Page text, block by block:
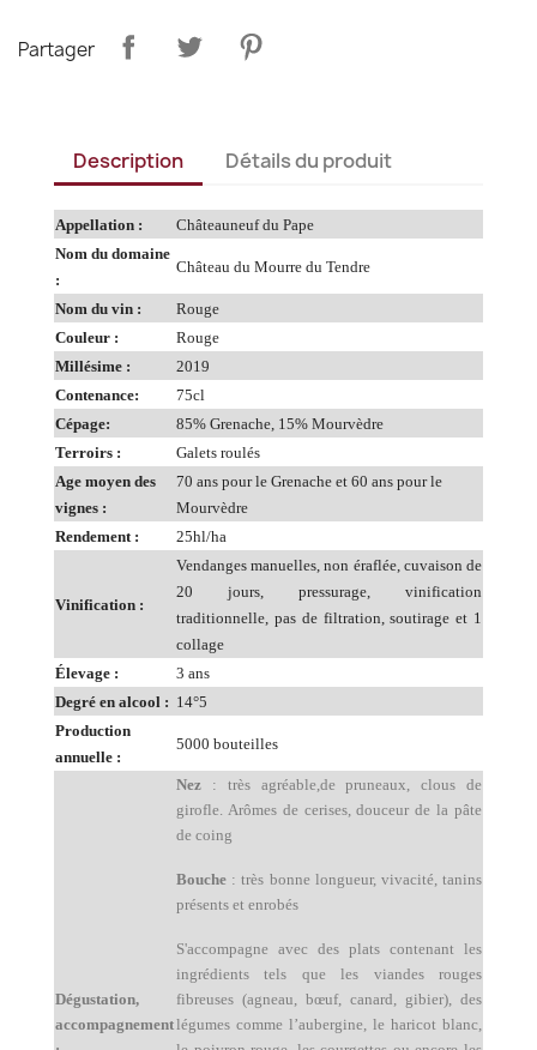
Partager
Description Détails du produit
Appellation :
Châteauneuf du Pape
Nom du domaine
:
Château du Mourre du Tendre
Nom du vin :
Rouge
Couleur :
Rouge
Millésime :
2019
Contenance:
75cl
Cépage:
85% Grenache, 15% Mourvèdre
Terroirs :
Galets roulés
Age moyen des
vignes :
70 ans pour le Grenache et 60 ans pour le
Mourvèdre
Rendement :
25hl/ha
Vinification :
Vendanges manuelles, non éraflée, cuvaison de
20 jours, pressurage, vinification
traditionnelle, pas de filtration, soutirage et 1
collage
Élevage :
3 ans
Degré en alcool : 14°5
Production
annuelle :
5000 bouteilles
Dégustation,
accompagnement
Nez : très agréable,de pruneaux, clous de
girofle. Arômes de cerises, douceur de la pâte
de coing
Bouche : très bonne longueur, vivacité, tanins
présents et enrobés
S'accompagne avec des plats contenant les
ingrédients tels que les viandes rouges
fibreuses (agneau, bœuf, canard, gibier), des
légumes comme l’aubergine, le haricot blanc,